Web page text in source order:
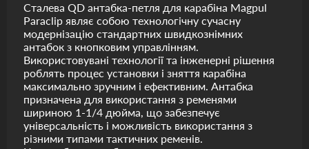
Сталева QD антабка-петля для карабіна Magpul
Paraclip являє собою технологічну сучасну
модернізацію стандартних швидкознімних
антабок з кнопковим управлінням.
Використовувані технології та інженерні рішення
роблять процес установки і зняття карабіна
максимально зручним і ефективним. Антабка
призначена для використання з ременями
шириною 1-1/4 дюйма, що забезпечує
універсальність і можливість використання з
різними типами тактичних ременів.